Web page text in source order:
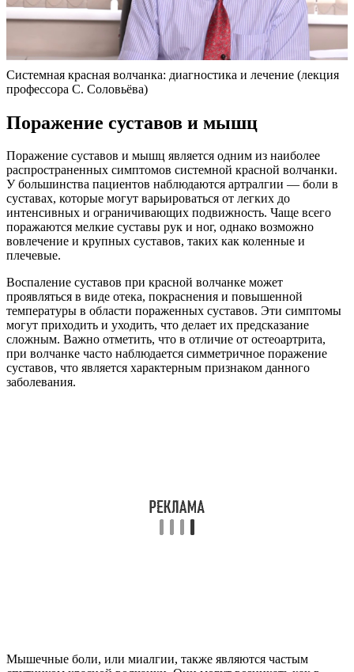
Системная красная волчанка: диагностика и лечение (лекция
профессора С. Соловьёва)
Поражение суставов и мышц
Поражение суставов и мышц является одним из наиболее
распространенных симптомов системной красной волчанки.
У большинства пациентов наблюдаются артралгии — боли в
суставах, которые могут варьироваться от легких до
интенсивных и ограничивающих подвижность. Чаще всего
поражаются мелкие суставы рук и ног, однако возможно
вовлечение и крупных суставов, таких как коленные и
плечевые.
Воспаление суставов при красной волчанке может
проявляться в виде отека, покраснения и повышенной
температуры в области пораженных суставов. Эти симптомы
могут приходить и уходить, что делает их предсказание
сложным. Важно отметить, что в отличие от остеоартрита,
при волчанке часто наблюдается симметричное поражение
суставов, что является характерным признаком данного
заболевания.
Мышечные боли, или миалгии, также являются частым